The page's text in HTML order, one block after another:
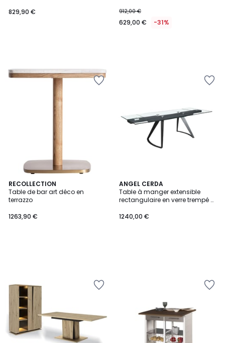
829,90 €
912,00 €
629,00 € -31%
RECOLLECTION
Table de bar art déco en
terrazzo
1263,90 €
ANGEL CERDA
Table à manger extensible
rectangulaire en verre trempé et
1240,00 €